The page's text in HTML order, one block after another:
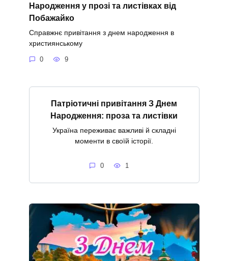
Народження у прозі та листівках від
Побажайко
Справжнє привітання з днем народження в
християнському
0 9
Патріотичні привітання З Днем
Народження: проза та листівки
Україна переживає важливі й складні
моменти в своїй історії.
0 1